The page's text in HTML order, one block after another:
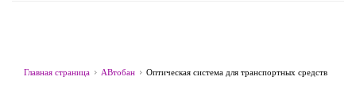
Главная страница АВтобан Оптическая система для транспортных средств